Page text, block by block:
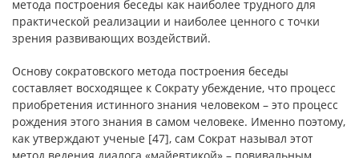
метода построения беседы как наиболее трудного для
практической реализации и наиболее ценного с точки
зрения развивающих воздействий.
Основу сократовского метода построения беседы
составляет восходящее к Сократу убеждение, что процесс
приобретения истинного знания человеком – это процесс
рождения этого знания в самом человеке. Именно поэтому,
как утверждают ученые [47], сам Сократ называл этот